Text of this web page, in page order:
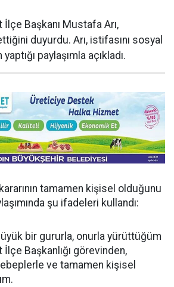
Başkanı Mustafa Arı,
duyurdu. Arı, istifasını sosyal
paylaşımla açıkladı.
tamamen kişisel olduğunu
şu ifadeleri kullandı:
bir gururla, onurla yürüttüğüm
Başkanlığı görevinden,
ve tamamen kişisel